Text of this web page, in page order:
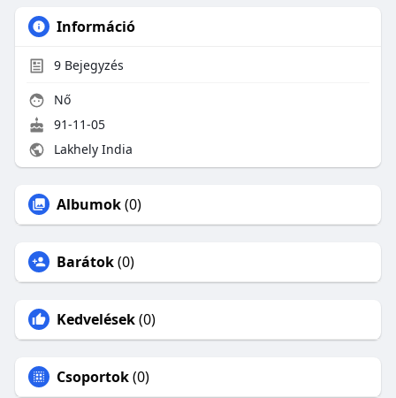
Információ
9Bejegyzés
Nő
91-11-05
Lakhely India
Albumok(0)
Barátok(0)
Kedvelések(0)
Csoportok(0)